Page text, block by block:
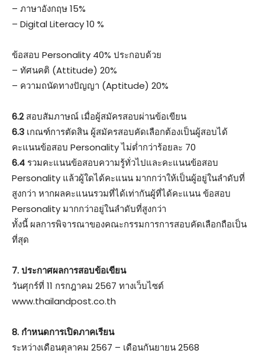
– ภาษาอังกฤษ 15%
– Digital Literacy 10 %
ข้อสอบ Personality 40% ประกอบด้วย
– ทัศนคติ (Attitude) 20%
– ความถนัดทางปัญญา (Aptitude) 20%
6.2สอบสัมภาษณ์ เมื่อผู้สมัครสอบผ่านข้อเขียน
6.3 เกณฑ์การตัดสิน ผู้สมัครสอบคัดเลือกต้องเป็นผู้สอบได้
คะแนนข้อสอบ Personality ไม่ต่ำกว่าร้อยละ 70
6.4 รวมคะแนนข้อสอบความรู้ทั่วไปและคะแนนข้อสอบ
Personality แล้วผู้ใดได้คะแนน มากกว่าให้เป็นผู้อยู่ในลำดับที่
สูงกว่า หากผลคะแนนรวมที่ได้เท่ากันผู้ที่ได้คะแนน ข้อสอบ
Personality มากกว่าอยู่ในลําดับที่สูงกว่า
ทั้งนี้ ผลการพิจารณาของคณะกรรมการการสอบคัดเลือกถือเป็น
ที่สุด
7. ประกาศผลการสอบข้อเขียน
วันศุกร์ที่ 11 กรกฎาคม 2567 ทางเว็บไซต์
www.thailandpost.co.th
8. กําหนดการเปิดภาคเรียน
ระหว่างเดือนตุลาคม 2567 – เดือนกันยายน 2568